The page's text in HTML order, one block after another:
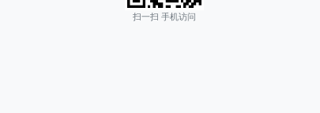
扫一扫 手机访问